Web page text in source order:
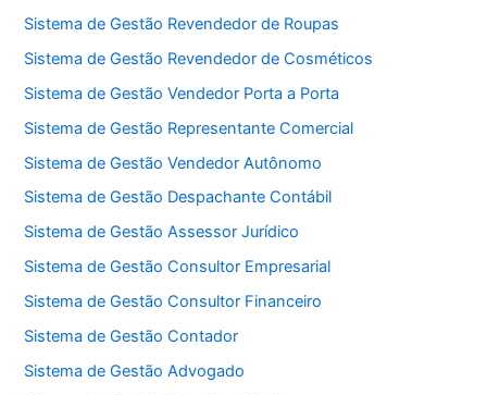
Sistema de Gestão Revendedor de Roupas
Sistema de Gestão Revendedor de Cosméticos
Sistema de Gestão Vendedor Porta a Porta
Sistema de Gestão Representante Comercial
Sistema de Gestão Vendedor Autônomo
Sistema de Gestão Despachante Contábil
Sistema de Gestão Assessor Jurídico
Sistema de Gestão Consultor Empresarial
Sistema de Gestão Consultor Financeiro
Sistema de Gestão Contador
Sistema de Gestão Advogado